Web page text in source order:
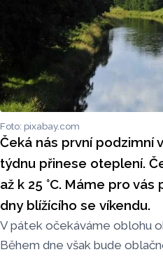
Foto: pixabay.com
Čeká nás první podzimní
týdnu přinese oteplení.
až k 25 °C. Máme pro
dny blížícího se víkendu.
V pátek očekáváme oblohu
Během dne však bude